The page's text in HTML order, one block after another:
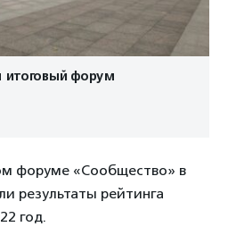
итоговый форум
форуме «Сообщество» в
результаты рейтинга
год.